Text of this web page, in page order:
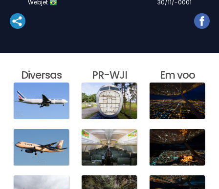
Webjet 30/11/-0001
Diversas PR-WJI Em voo